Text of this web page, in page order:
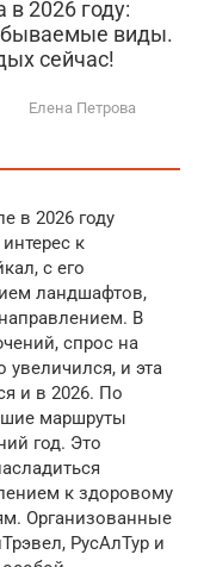
2026 году:
виды.
сейчас!
Елена Петрова
в 2026 году
к
с его
ландшафтов,
В
спрос на
увеличился, и эта
и в 2026. По
маршруты
год. Это
к здоровому
Организованные
РусАлТур и